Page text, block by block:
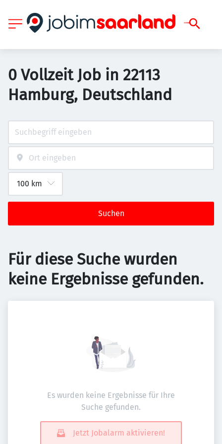
0 Vollzeit Job in 22113
Hamburg, Deutschland
Suchen
Für diese Suche wurden
keine Ergebnisse gefunden.
Es wurden keine Ergebnisse für Ihre
Suche gefunden.
Jetzt Jobalarm aktivieren!